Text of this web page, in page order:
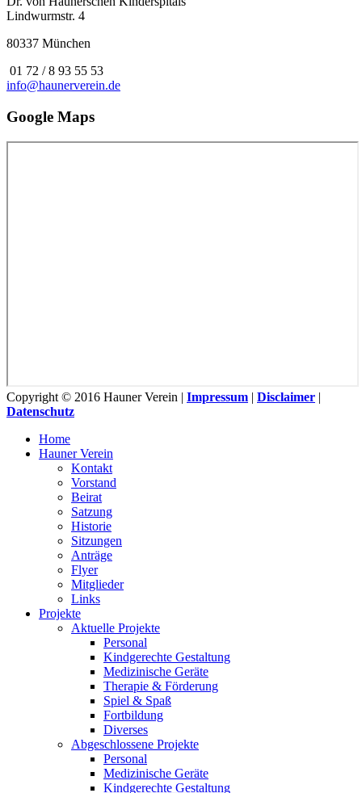
Lindwurmstr. 4
80337 München
01 72 / 8 93 55 53
info@haunerverein.de
Google Maps
Copyright © 2016 Hauner Verein | Impressum | Disclaimer |
Datenschutz
Home
Hauner Verein
Kontakt
Vorstand
Beirat
Satzung
Historie
Sitzungen
Anträge
Flyer
Mitglieder
Links
Projekte
Aktuelle Projekte
Personal
Kindgerechte Gestaltung
Medizinische Geräte
Therapie & Förderung
Spiel & Spaß
Fortbildung
Diverses
Abgeschlossene Projekte
Personal
Medizinische Geräte
Kindgerechte Gestaltung